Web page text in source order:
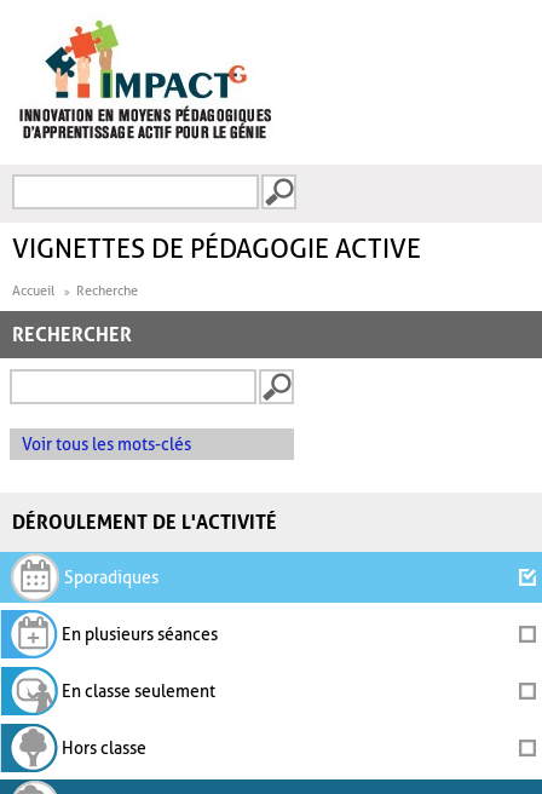
FORMULAIRE DE
VIGNETTES DE PÉDAGOGIE ACTIVE
Accueil Recherche
RECHERCHER
Voir tous les mots-clés
DÉROULEMENT DE L'ACTIVITÉ
Sporadiques
En plusieurs séances
En classe seulement
Hors classe